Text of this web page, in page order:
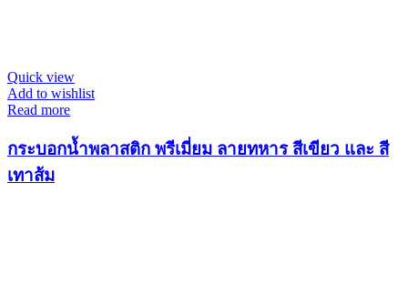
Quick view
Add to wishlist
Read more
กระบอกน้ำพลาสติก พรีเมี่ยม ลายทหาร สีเขียว และ สี
เทาส้ม